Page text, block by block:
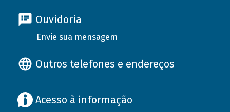
Ouvidoria
Envie sua mensagem
Outros telefones e endereços
Acesso à informação